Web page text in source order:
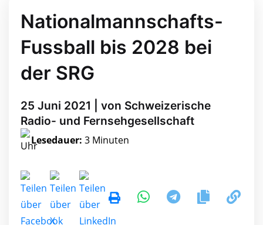
Nationalmannschafts-
Fussball bis 2028 bei
der SRG
25 Juni 2021 | von Schweizerische
Radio- und Fernsehgesellschaft
Lesedauer: 3 Minuten